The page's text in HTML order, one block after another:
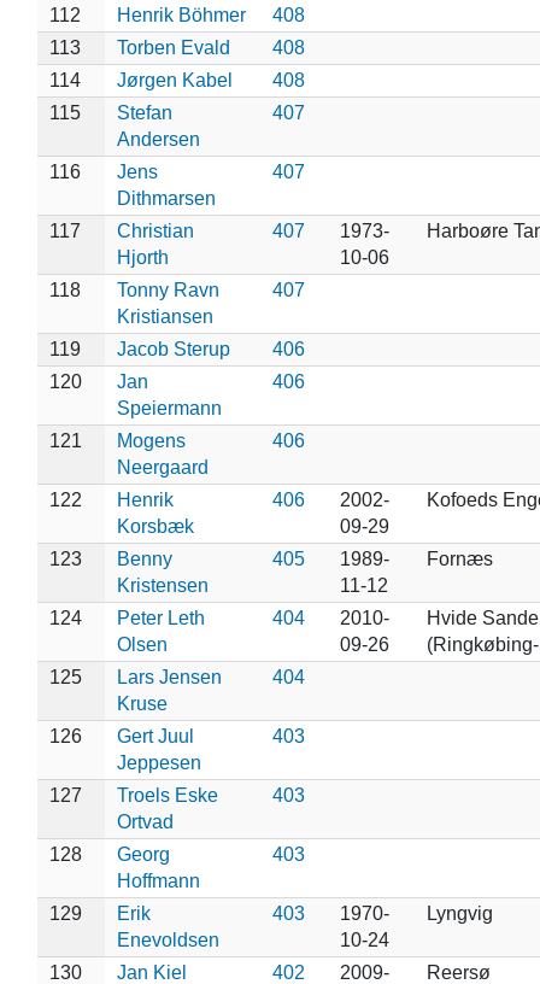
112 Henrik Böhmer
408
113
Torben Evald
408
114
Jørgen Kabel
408
115
Stefan
Andersen
407
116
Jens
Dithmarsen
407
117
Christian
Hjorth
407
1973-
10-06
Harboøre
118
Tonny Ravn
Kristiansen
407
119 Jacob Sterup
406
120
Jan
Speiermann
406
121
Mogens
Neergaard
406
122
Henrik
Korsbæk
406
2002-
09-29
Kofoeds
123
Benny
Kristensen
405
1989-
11-12
Fornæs
124
Peter Leth
Olsen
404
2010-
09-26
Hvide
125
Lars Jensen
Kruse
404
126
Gert Juul
Jeppesen
403
127
Troels Eske
Ortvad
403
128
Georg
Hoffmann
403
129
Erik
Enevoldsen
403
1970-
10-24
Lyngvig
130 Jan Kiel 402
2009-
Reersø